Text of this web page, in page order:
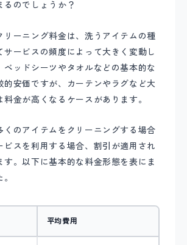
るのでしょうか？
リーニング料金は、洗うアイテムの種
サービスの頻度によって大きく変動し
ベッドシーツやタオルなどの基本的な
的安価ですが、カーテンやラグなど大
料金が高くなるケースがあります。
くのアイテムをクリーニングする場合
ビスを利用する場合、割引が適用され
す。以下に基本的な料金形態を表にま
平均費用